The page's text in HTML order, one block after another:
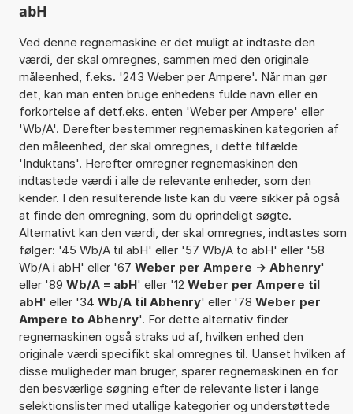
abH
Ved denne regnemaskine er det muligt at indtaste den
værdi, der skal omregnes, sammen med den originale
måleenhed, f.eks. '243 Weber per Ampere'. Når man gør
det, kan man enten bruge enhedens fulde navn eller en
forkortelse af detf.eks. enten 'Weber per Ampere' eller
'Wb/A'. Derefter bestemmer regnemaskinen kategorien af
den måleenhed, der skal omregnes, i dette tilfælde
'Induktans'. Herefter omregner regnemaskinen den
indtastede værdi i alle de relevante enheder, som den
kender. I den resulterende liste kan du være sikker på også
at finde den omregning, som du oprindeligt søgte.
Alternativt kan den værdi, der skal omregnes, indtastes som
følger: '45 Wb/A til abH' eller '57 Wb/A to abH' eller '58
Wb/A i abH' eller '67 Weber per Ampere -> Abhenry'
eller '89 Wb/A = abH' eller '12 Weber per Ampere til
abH' eller '34 Wb/A til Abhenry' eller '78 Weber per
Ampere to Abhenry'. For dette alternativ finder
regnemaskinen også straks ud af, hvilken enhed den
originale værdi specifikt skal omregnes til. Uanset hvilken af
disse muligheder man bruger, sparer regnemaskinen en for
den besværlige søgning efter de relevante lister i lange
selektionslister med utallige kategorier og understøttede